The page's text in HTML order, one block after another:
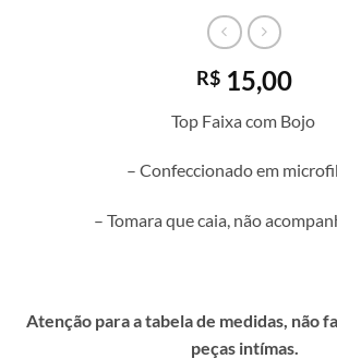
R$ 15,00
Top Faixa com Bojo
– Confeccionado em
– Tomara que caia, não
Atenção para a tabela de medidas, não
peças intímas.